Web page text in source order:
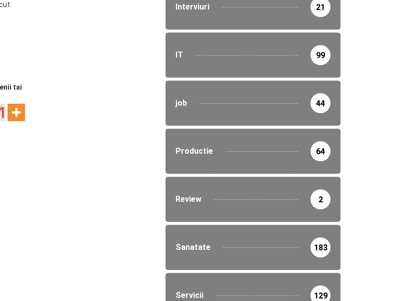
tai
Interviuri 21
IT 99
job 44
Productie 64
Review 2
Sanatate 183
Servicii 129